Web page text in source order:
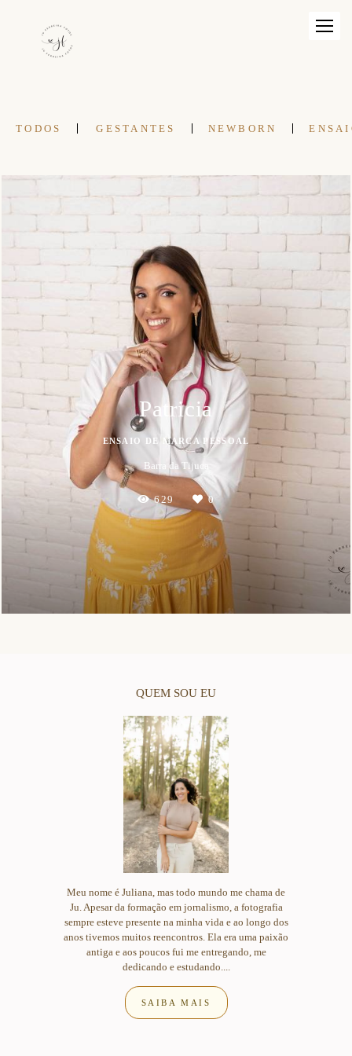
TODOS GESTANTES NEWBORN
Patricia
ENSAIO DE MARCA PESSOAL
Barra da Tijuca
629 0
QUEM SOU EU
Meu nome é Juliana, mas todo mundo me chama de
Ju. Apesar da formação em jornalismo, a fotografia
sempre esteve presente na minha vida e ao longo dos
anos tivemos muitos reencontros. Ela era uma paixão
antiga e aos poucos fui me entregando, me
dedicando e estudando....
SAIBA MAIS